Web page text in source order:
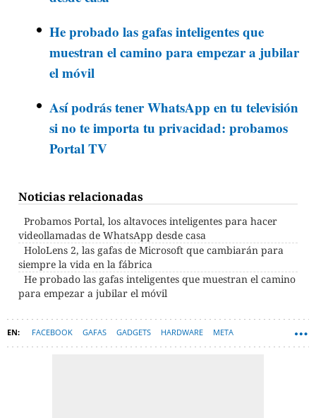
He probado las gafas inteligentes que
muestran el camino para empezar a jubilar
el móvil
Así podrás tener WhatsApp en tu televisión
si no te importa tu privacidad: probamos
Portal TV
Noticias relacionadas
Probamos Portal, los altavoces inteligentes para hacer
videollamadas de WhatsApp desde casa
HoloLens 2, las gafas de Microsoft que cambiarán para
siempre la vida en la fábrica
He probado las gafas inteligentes que muestran el camino
para empezar a jubilar el móvil
FACEBOOK GAFAS GADGETS HARDWARE META